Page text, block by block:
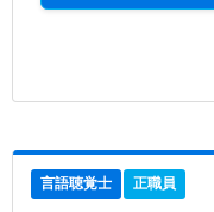
言語聴覚士 正職員